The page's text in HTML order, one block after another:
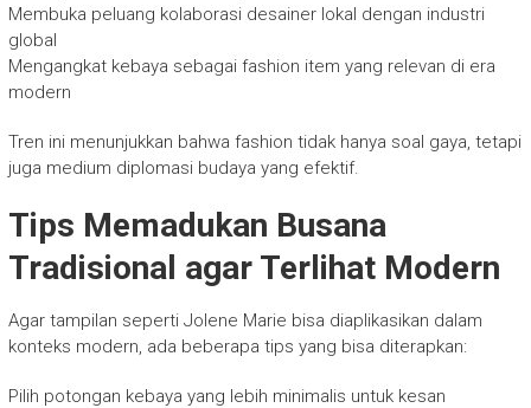
Membuka peluang kolaborasi desainer lokal dengan industri
global
Mengangkat kebaya sebagai fashion item yang relevan di era
modern
Tren ini menunjukkan bahwa fashion tidak hanya soal gaya, tetapi
juga medium diplomasi budaya yang efektif.
Tips Memadukan Busana
Tradisional agar Terlihat Modern
Agar tampilan seperti Jolene Marie bisa diaplikasikan dalam
konteks modern, ada beberapa tips yang bisa diterapkan:
Pilih potongan kebaya yang lebih minimalis untuk kesan